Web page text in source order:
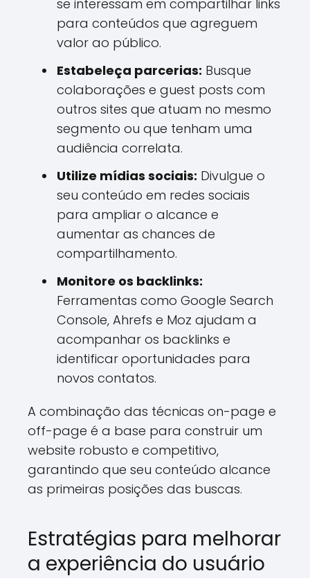
se interessam em compartilhar links
para conteúdos que agreguem
valor ao público.
Estabeleça parcerias: Busque
colaborações e guest posts com
outros sites que atuam no mesmo
segmento ou que tenham uma
audiência correlata.
Utilize mídias sociais: Divulgue o
seu conteúdo em redes sociais
para ampliar o alcance e
aumentar as chances de
compartilhamento.
Monitore os backlinks:
Ferramentas como Google Search
Console, Ahrefs e Moz ajudam a
acompanhar os backlinks e
identificar oportunidades para
novos contatos.
A combinação das técnicas on-page e
off-page é a base para construir um
website robusto e competitivo,
garantindo que seu conteúdo alcance
as primeiras posições das buscas.
Estratégias para melhorar
a experiência do usuário